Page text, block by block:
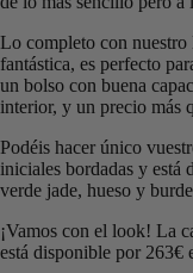
Lo completo con
fantástica, es perfecto
un bolso con buena
interior, y un precio más
Podéis hacer único
iniciales bordadas y está
verde jade, hueso y
¡Vamos con el look! La
está disponible por 263€